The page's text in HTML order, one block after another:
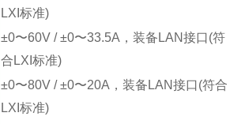
LXI标准)
±0〜60V / ±0〜33.5A，装备LAN接口(符
合LXI标准)
±0〜80V / ±0〜20A，装备LAN接口(符合
LXI标准)